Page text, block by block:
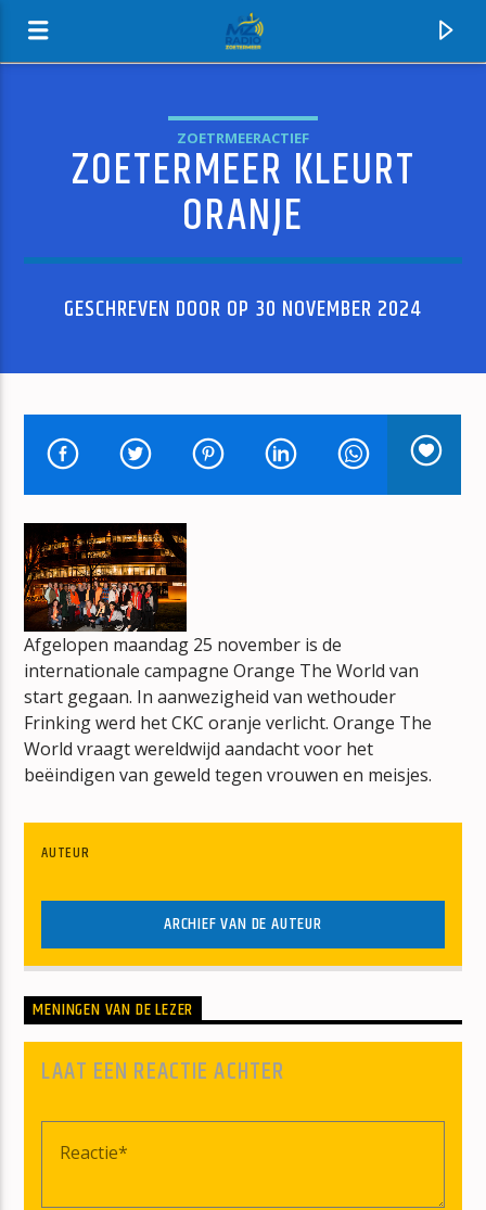
MZ-RADIO
HUIDIG NUMMER
HITS FROM THE HEARTLAND
CAMILLE JANSZEN
mz-radio
ZOETRMEERACTIEF
ZOETERMEER KLEURT
ORANJE
GESCHREVEN DOOR OP 30 NOVEMBER 2024
Afgelopen maandag 25 november is de
internationale campagne Orange The World van
start gegaan. In aanwezigheid van wethouder
Frinking werd het CKC oranje verlicht. Orange The
World vraagt wereldwijd aandacht voor het
beëindigen van geweld tegen vrouwen en meisjes.
AUTEUR
ARCHIEF VAN DE AUTEUR
MENINGEN VAN DE LEZER
LAAT EEN REACTIE ACHTER